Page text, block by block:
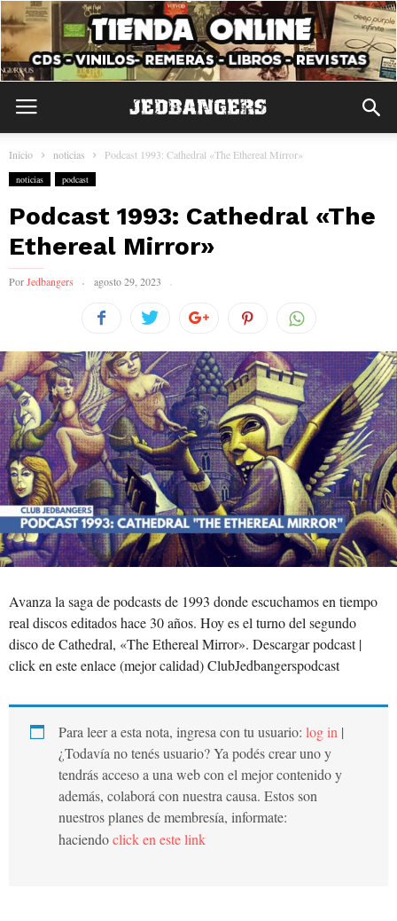
Inicio noticias Podcast 1993: Cathedral «The Ethereal Mirror»
noticias podcast
Podcast 1993: Cathedral «The
Ethereal Mirror»
PorJedbangers agosto 29, 2023
Avanza la saga de podcasts de 1993 donde escuchamos en tiempo
real discos editados hace 30 años. Hoy es el turno del segundo
disco de Cathedral, «The Ethereal Mirror». Descargar podcast |
click en este enlace (mejor calidad) ClubJedbangerspodcast
Para leer a esta nota, ingresa con tu usuario: log in |
¿Todavía no tenés usuario? Ya podés crear uno y
tendrás acceso a una web con el mejor contenido y
además, colaborá con nuestra causa. Estos son
nuestros planes de membresía, informate:
haciendoclick en este link